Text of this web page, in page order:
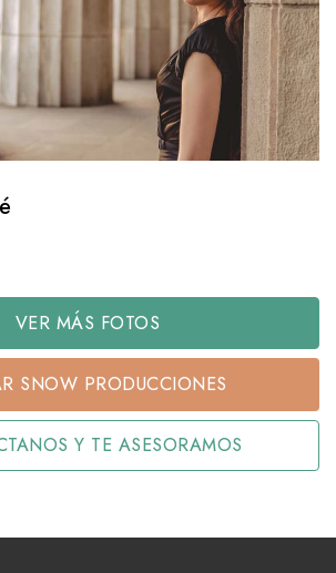
VER MÁS FOTOS
SNOW PRODUCCIONES
Y TE ASESORAMOS